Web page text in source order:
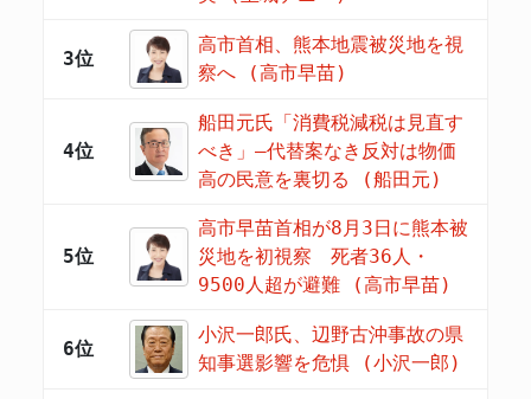
3位
高市首相、熊本地震被災地を視
察へ (高市早苗)
4位
船田元氏「消費税減税は見直す
べき」―代替案なき反対は物価
高の民意を裏切る (船田元)
5位
高市早苗首相が8月3日に熊本被
災地を初視察 死者36人・
9500人超が避難 (高市早苗)
6位
小沢一郎氏、辺野古沖事故の県
知事選影響を危惧 (小沢一郎)